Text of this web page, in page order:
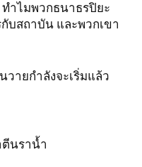
ำไมพวกธนาธรปิยะ
บสถาบัน และพวกเขา
ายกำลังจะเริ่มแล้ว
ตีนราน้ำ